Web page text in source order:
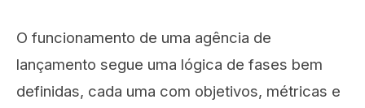
O funcionamento de uma agência de
lançamento segue uma lógica de fases bem
definidas, cada uma com objetivos, métricas e